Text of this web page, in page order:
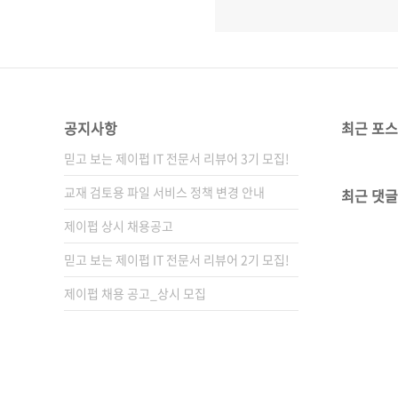
공지사항
믿고 보는 제이펍 IT 전문서 리뷰어 3기 모집!
교재 검토용 파일 서비스 정책 변경 안내
제이펍 상시 채용공고
믿고 보는 제이펍 IT 전문서 리뷰어 2기 모집!
제이펍 채용 공고_상시 모집
최근 포
최근 댓글